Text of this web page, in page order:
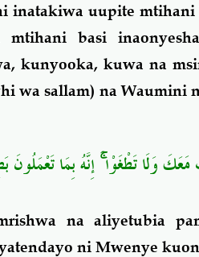
inatakiwa uupite mtihani
basi
kunyooka, kuwa na
wa sallam) na Waumini
وَلَا تَطْغَوْا ۚ إِنَّهُ بِمَا تَعْمَلُونَ
na aliyetubia
ni Mwenye